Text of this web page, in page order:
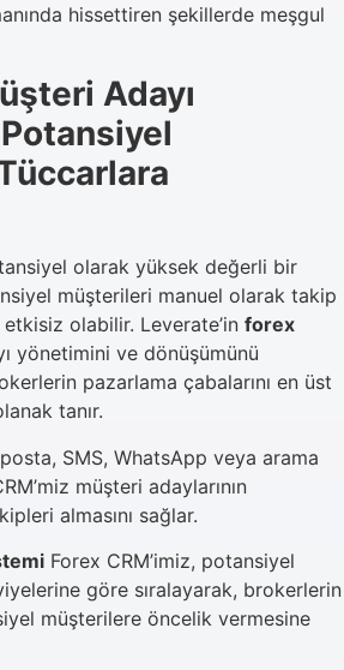
hissettiren şekillerde meşgul
Adayı
olarak yüksek değerli bir
müşterileri manuel olarak takip
olabilir. Leverate’in forex
yönetimini ve dönüşümünü
pazarlama çabalarını en üst
tanır.
SMS, WhatsApp veya arama
müşteri adaylarının
almasını sağlar.
Forex CRM’imiz, potansiyel
göre sıralayarak, brokerlerin
müşterilere öncelik vermesine